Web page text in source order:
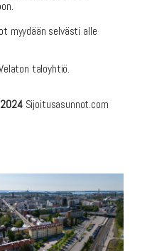
myydään selvästi alle
taloyhtiö.
Sijoitusasunnot.com